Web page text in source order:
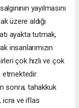
yayılmasını
üzere aldığı
ayakta tutmak,
insanlarımızın
çok hızlı ve çok
etmektedir.
sonra; tahakkuk
icra ve iflas